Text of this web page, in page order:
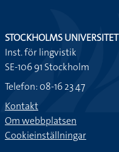
STOCKHOLMS UNIVERSITET
Inst. för lingvistik
SE-106 91 Stockholm
Telefon: 08-16 23 47
Kontakt
Om webbplatsen
Cookieinställningar